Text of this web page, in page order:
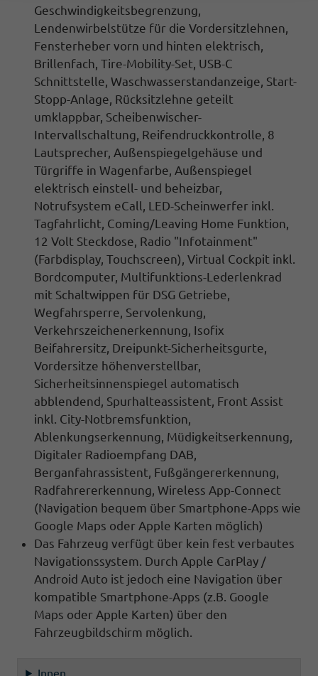
Geschwindigkeitsbegrenzung
Lendenwirbelstütze für die Vordersitzlehnen
Fensterheber vorn und hinten elektrisch
Brillenfach, Tire-Mobility-Set, USB-C
Schnittstelle, Waschwasserstandanzeige, Start-
Stopp-Anlage , Rücksitzlehne geteilt
umklappbar, Scheibenwischer-
Intervallschaltung, Reifendruckkontrolle , 8
Lautsprecher, Außenspiegelgehäuse und
Türgriffe in Wagenfarbe, Außenspiegel
elektrisch einstell- und beheizbar,
Notrufsystem eCall, LED-Scheinwerfer inkl.
Tagfahrlicht , Coming/Leaving Home Funktion,
12 Volt Steckdose, Radio "Infotainment"
(Farbdisplay, Touchscreen), Virtual Cockpit inkl.
Bordcomputer, Multifunktions-Lederlenkrad
mit Schaltwippen für DSG Getriebe,
Wegfahrsperre, Servolenkung,
Verkehrszeichenerkennung , Isofix
Beifahrersitz, Dreipunkt-Sicherheitsgurte,
Vordersitze höhenverstellbar,
Sicherheitsinnenspiegel automatisch
abblendend, Spurhalteassistent, Front Assist
inkl. City-Notbremsfunktion,
Ablenkungserkennung, Müdigkeitserkennung,
Digitaler Radioempfang DAB,
Berganfahrassistent, Fußgängererkennung,
Radfahrererkennung Wireless App-Connect
(Navigation bequem über Smartphone-Apps wie
Google Maps oder Apple Karten möglich)
Das Fahrzeug verfügt über kein fest verbautes
Navigationssystem. Durch Apple CarPlay /
Android Auto ist jedoch eine Navigation über
kompatible Smartphone-Apps (z.B. Google
Maps oder Apple Karten) über den
Fahrzeugbildschirm möglich.
Innen